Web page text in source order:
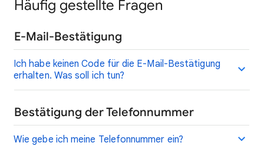
Häufig gestellte Fragen
E-Mail-Bestätigung
Ich habe keinen Code für die E-Mail-Bestätigung
erhalten. Was soll ich tun?
Bestätigung der Telefonnummer
Wie gebe ich meine Telefonnummer ein?